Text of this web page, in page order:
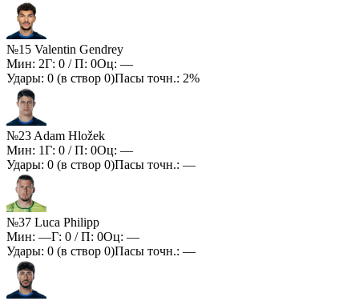
№15 Valentin Gendrey
Мин: 2Г: 0 / П: 0Оц: —
Удары: 0 (в створ 0)Пасы точн.: 2%
№23 Adam Hložek
Мин: 1Г: 0 / П: 0Оц: —
Удары: 0 (в створ 0)Пасы точн.: —
№37 Luca Philipp
Мин: —Г: 0 / П: 0Оц: —
Удары: 0 (в створ 0)Пасы точн.: —